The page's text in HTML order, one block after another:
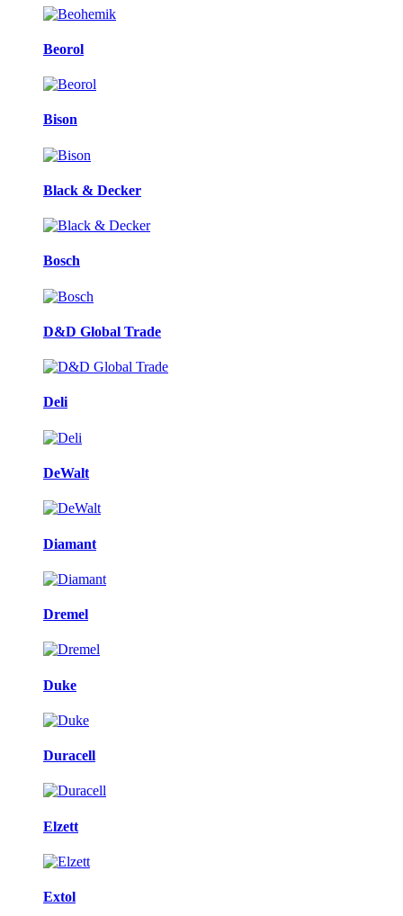
Beorol
Bison
Black & Decker
Bosch
D&D Global Trade
Deli
DeWalt
Diamant
Dremel
Duke
Duracell
Elzett
Extol